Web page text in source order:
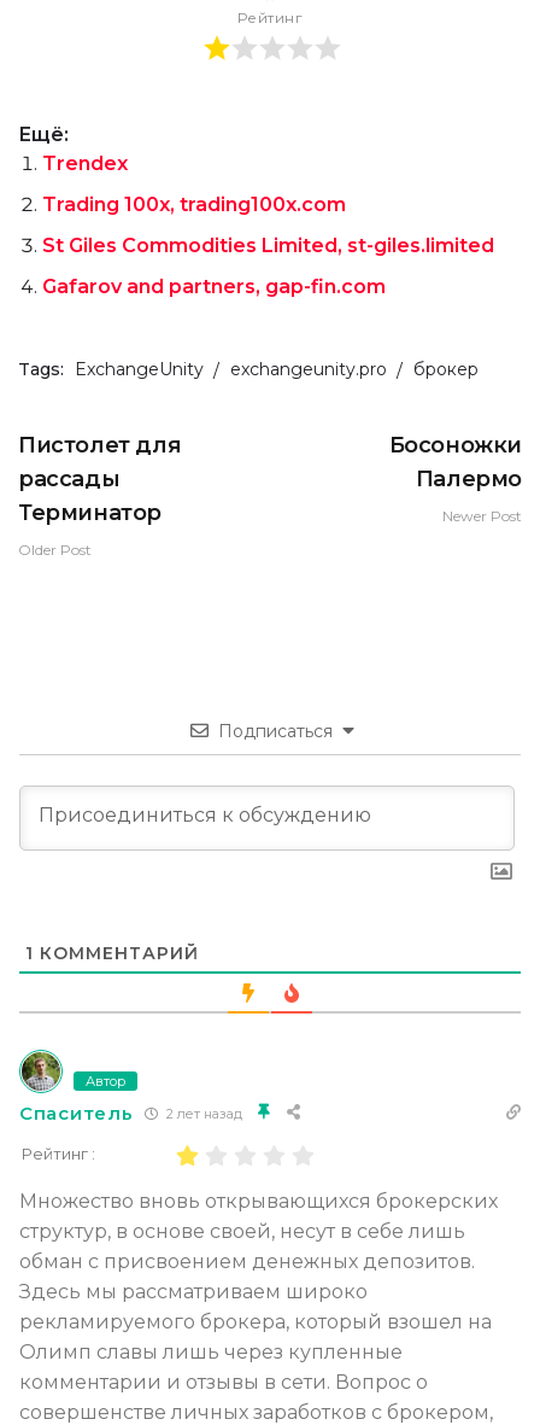
Рейтинг
Ещё:
Trendex
Trading 100x, trading100x.com
St Giles Commodities Limited, st-giles.limited
Gafarov and partners, gap-fin.com
Tags: ExchangeUnity exchangeunity.pro брокер
Пистолет для
рассады
Терминатор
Older Post
Босоножки
Палермо
Newer Post
Подписаться
1 КОММЕНТАРИЙ
Автор
Спаситель 2 лет назад
Рейтинг :
Множество вновь открывающихся брокерских
структур, в основе своей, несут в себе лишь
обман с присвоением денежных депозитов.
Здесь мы рассматриваем широко
рекламируемого брокера, который взошел на
Олимп славы лишь через купленные
комментарии и отзывы в сети. Вопрос о
совершенстве личных заработков с брокером,